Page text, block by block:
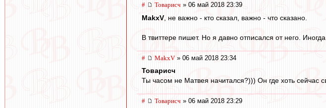
# Товарисч » 06 май 2018 23:39
MakxV , не важно - кто сказал, важно - что сказано.
В твиттере пишет. Но я давно отписался от него.
# MakxV» 06 май 2018 23:34
Товарисч
Ты часом не Матвея начитался?))) Он где хоть сейчас
# Товарисч » 06 май 2018 23:29